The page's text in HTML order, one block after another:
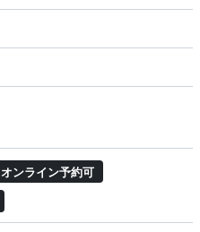
オンライン予約可